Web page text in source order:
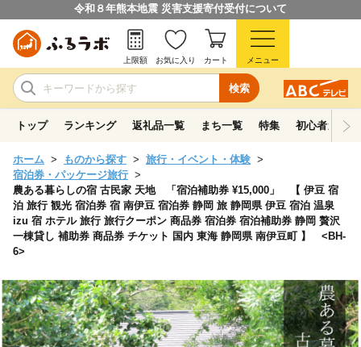
令和８年熊本地震 災害支援寄付受付について
検索
上限額 お気に入り カート メニュー
トップ ランキング 返礼品一覧 まち一覧 特集 初心者ガイド
ホーム ものから探す
旅行・イベント・体験
宿泊券・パッケージ旅行
農ある暮らしの宿 古民家 天地 「宿泊補助券 ¥15,000」 【 伊豆 宿
泊 旅行 観光 宿泊券 宿 南伊豆 宿泊券 静岡 旅 静岡県 伊豆 宿泊 温泉
izu 宿 ホテル 旅行 旅行クーポン 商品券 宿泊券 宿泊補助券 静岡 贅沢
一棟貸し 補助券 商品券 チケット 国内 東海 静岡県 南伊豆町 】 <BH-
6>